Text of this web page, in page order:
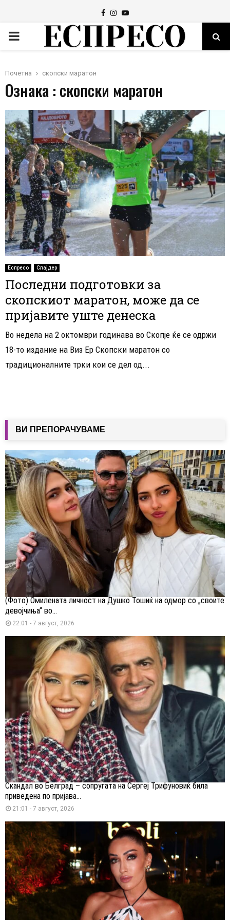
Facebook
Instagram
Youtube
PRIMARY
Почетна скопски маратон
Ознака : скопски маратон
Еспресо Слајдер
Последни подготовки за
скопскиот маратон, може да се
пријавите уште денеска
Во недела на 2 октомври годинава во Скопје ќе се одржи
18-то издание на Виз Ер Скопски маратон со
традиционалните трки кои се дел од...
ВИ ПРЕПОРАЧУВАМЕ
(Фото) Омилената личност на Душко Тошиќ на одмор со „своите
девојчиња“ во...
22:01 - 7 август, 2026
Скандал во Белград – сопругата на Сергеј Трифуновиќ била
приведена по пријава...
21:01 - 7 август, 2026